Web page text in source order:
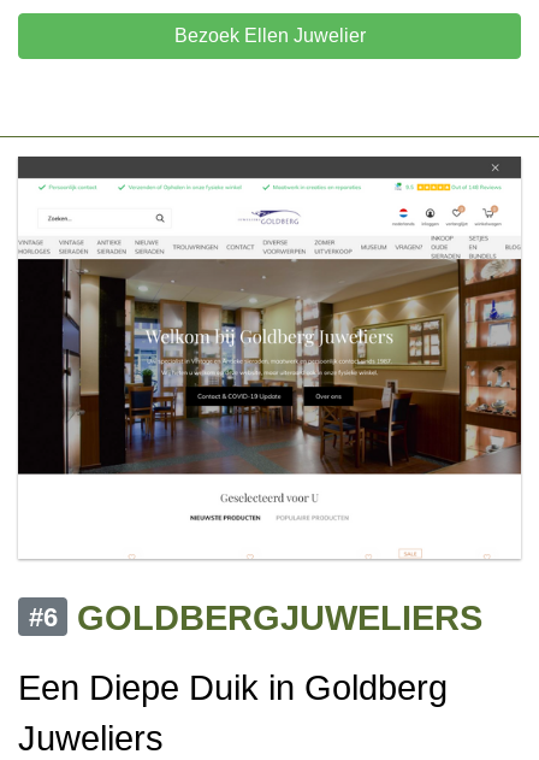
Bezoek Ellen Juwelier
#6
GOLDBERGJUWELIERS
Een Diepe Duik in Goldberg
Juweliers